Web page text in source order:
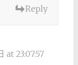
Reply
at 23:07:57